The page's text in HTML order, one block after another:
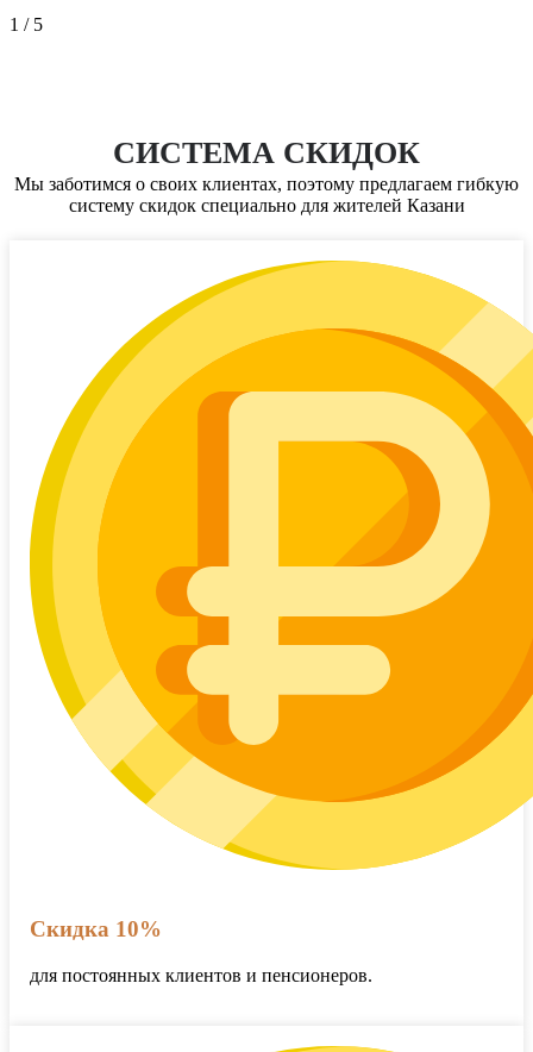
1 / 5
СИСТЕМА СКИДОК
Мы заботимся о своих клиентах, поэтому предлагаем гибкую
систему скидок специально для жителей Казани
Скидка 10%
для постоянных клиентов и пенсионеров.